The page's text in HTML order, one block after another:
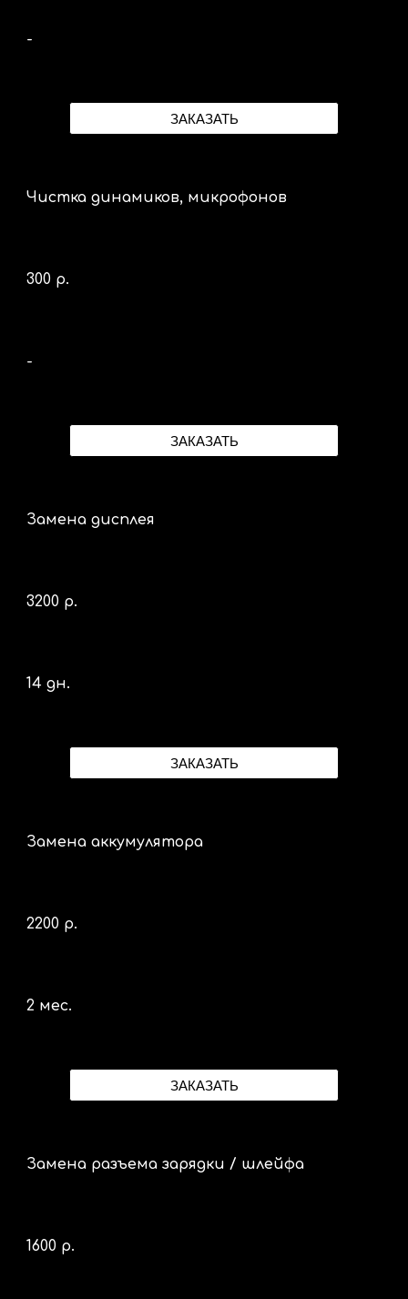
-
ЗАКАЗАТЬ
Чистка динамиков, микрофонов
300 р.
-
ЗАКАЗАТЬ
Замена дисплея
3200 р.
14 дн.
ЗАКАЗАТЬ
Замена аккумулятора
2200 р.
2 мес.
ЗАКАЗАТЬ
Замена разъема зарядки / шлейфа
1600 р.